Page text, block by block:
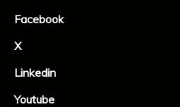
Facebook
X
Linkedin
Youtube